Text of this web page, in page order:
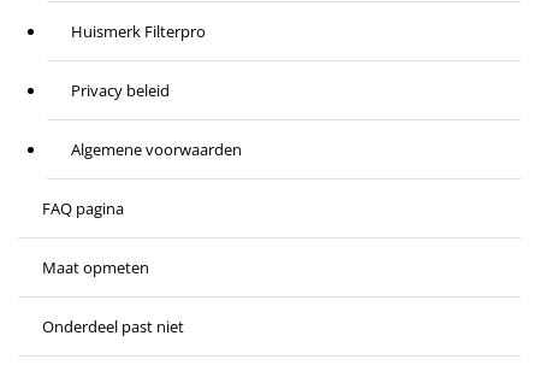
Huismerk Filterpro
Privacy beleid
Algemene voorwaarden
FAQ pagina
Maat opmeten
Onderdeel past niet